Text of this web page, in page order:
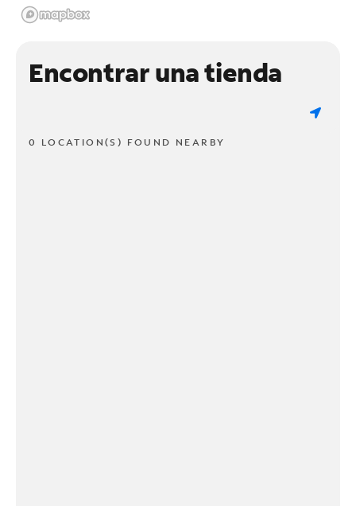
Encontrar una tienda
0 LOCATION(S) FOUND NEARBY